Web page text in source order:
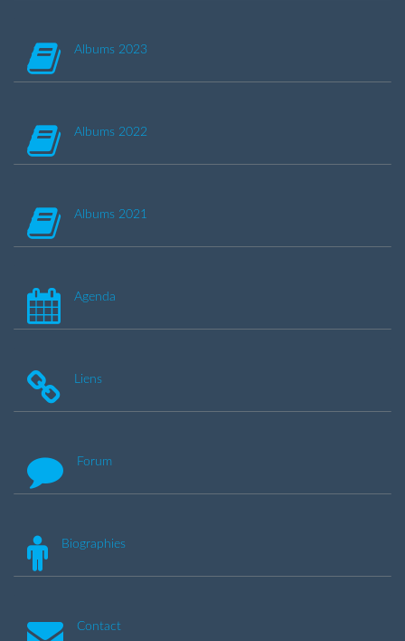
Albums 2023
Albums 2022
Albums 2021
Agenda
Liens
Forum
Biographies
Contact